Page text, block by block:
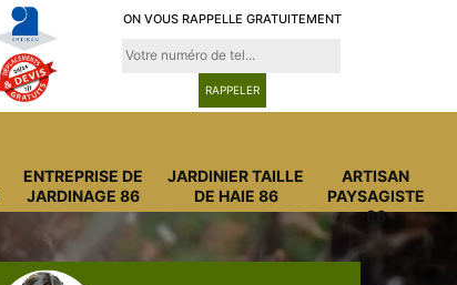
ON VOUS RAPPELLE GRATUITEMENT
ENTREPRISE DE
JARDINAGE 86
JARDINIER TAILLE
DE HAIE 86
ARTISAN
PAYSAGISTE
86